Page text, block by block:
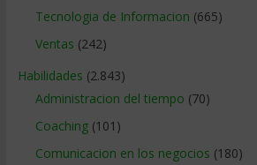
Tecnologia de Informacion (665)
Ventas (242)
Habilidades (2.843)
Administracion del tiempo (70)
Coaching(101)
Comunicacion en los negocios (180)